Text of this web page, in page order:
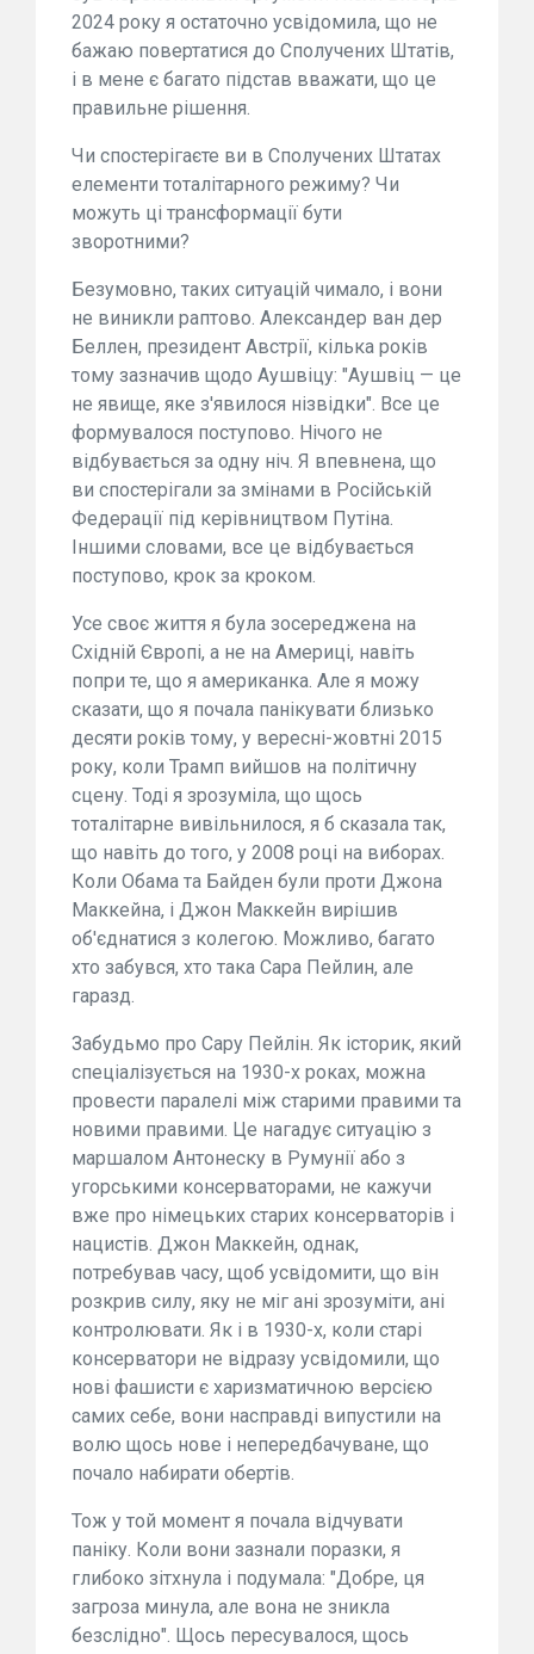
2024 року я остаточно усвідомила, що не
бажаю повертатися до Сполучених Штатів,
і в мене є багато підстав вважати, що це
правильне рішення.
Чи спостерігаєте ви в Сполучених Штатах
елементи тоталітарного режиму? Чи
можуть ці трансформації бути
зворотними?
Безумовно, таких ситуацій чимало, і вони
не виникли раптово. Александер ван дер
Беллен, президент Австрії, кілька років
тому зазначив щодо Аушвіцу: "Аушвіц — це
не явище, яке з'явилося нізвідки". Все це
формувалося поступово. Нічого не
відбувається за одну ніч. Я впевнена, що
ви спостерігали за змінами в Російській
Федерації під керівництвом Путіна.
Іншими словами, все це відбувається
поступово, крок за кроком.
Усе своє життя я була зосереджена на
Східній Європі, а не на Америці, навіть
попри те, що я американка. Але я можу
сказати, що я почала панікувати близько
десяти років тому, у вересні-жовтні 2015
року, коли Трамп вийшов на політичну
сцену. Тоді я зрозуміла, що щось
тоталітарне вивільнилося, я б сказала так,
що навіть до того, у 2008 році на виборах.
Коли Обама та Байден були проти Джона
Маккейна, і Джон Маккейн вирішив
об'єднатися з колегою. Можливо, багато
хто забувся, хто така Сара Пейлин, але
гаразд.
Забудьмо про Сару Пейлін. Як історик, який
спеціалізується на 1930-х роках, можна
провести паралелі між старими правими та
новими правими. Це нагадує ситуацію з
маршалом Антонеску в Румунії або з
угорськими консерваторами, не кажучи
вже про німецьких старих консерваторів і
нацистів. Джон Маккейн, однак,
потребував часу, щоб усвідомити, що він
розкрив силу, яку не міг ані зрозуміти, ані
контролювати. Як і в 1930-х, коли старі
консерватори не відразу усвідомили, що
нові фашисти є харизматичною версією
самих себе, вони насправді випустили на
волю щось нове і непередбачуване, що
почало набирати обертів.
Тож у той момент я почала відчувати
паніку. Коли вони зазнали поразки, я
глибоко зітхнула і подумала: "Добре, ця
загроза минула, але вона не зникла
безслідно". Щось пересувалося, щось